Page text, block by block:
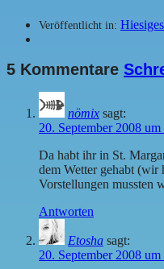
Veröffentlicht in: Hiesiges
5 Kommentare
nömix sagt:
20. September 2008
Da habt ihr in St.
dem Wetter gehabt (wir
Vorstellungen mussten
Antworten
Etosha sagt:
20. September 2008